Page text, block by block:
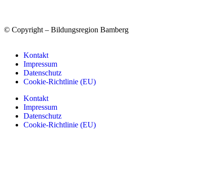
© Copyright – Bildungsregion Bamberg
Kontakt
Impressum
Datenschutz
Cookie-Richtlinie (EU)
Kontakt
Impressum
Datenschutz
Cookie-Richtlinie (EU)